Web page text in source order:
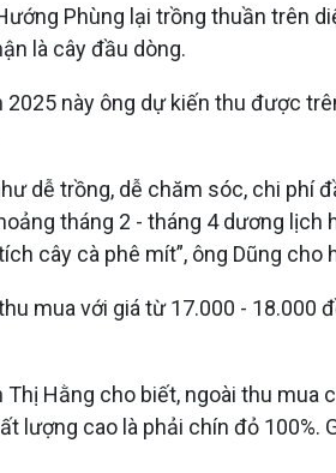
Phùng lại trồng thuần
là cây đầu dòng.
này ông dự kiến thu được
dễ trồng, dễ chăm sóc, chi
tháng 2 - tháng 4 dương
cây cà phê mít”, ông Dũng cho
mua với giá từ 17.000 -
Hằng cho biết, ngoài thu
lượng cao là phải chín đỏ